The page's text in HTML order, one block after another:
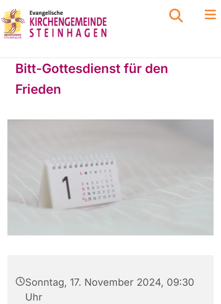
Bitt-Gottesdienst für den
Frieden
Sonntag, 17. November 2024, 09:30
Uhr